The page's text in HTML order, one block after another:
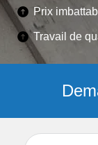
Prix
Travail de